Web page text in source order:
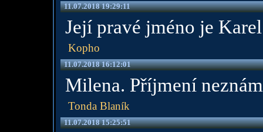
11.07.2018 19:29:11
Její pravé jméno je
Kopho
11.07.2018 16:12:01
Milena. Příjmení
Tonda Blaník
11.07.2018 15:25:51